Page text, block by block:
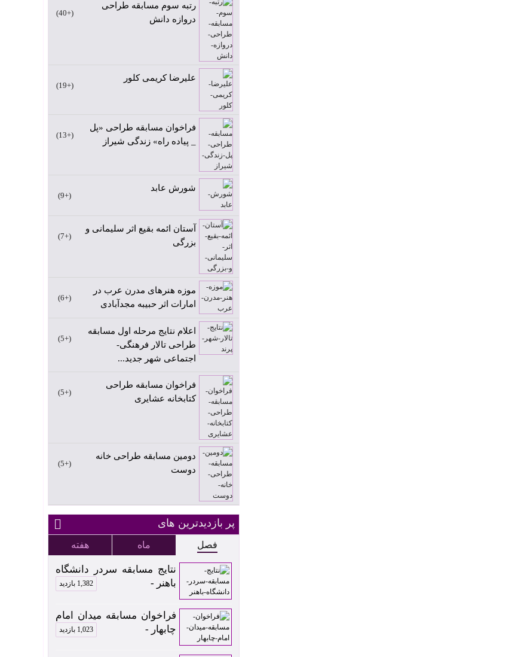
رتبه سوم مسابقه طراحی
دروازه دانش
+40
علیرضا کریمی کلور
+19
فراخوان مسابقه طراحی «پل
_ پیاده راه» زندگی شیراز
+13
شورش عابد
+9
آستان ائمه بقیع اثر سلیمانی و
بزرگی
+7
موزه هنرهای مدرن عرب در
امارات اثر حبیبه مجدآبادی
+6
اعلام نتایج مرحله اول مسابقه
طراحی تالار فرهنگی-
اجتماعی شهر جدید...
+5
فراخوان مسابقه طراحی
کتابخانه عشایری
+5
دومین مسابقه طراحی خانه
دوست
+5
پر بازدیدترین های
فصل ماه هفته
نتایج مسابقه سردر دانشگاه
باهنر -
1,382 بازدید
فراخوان مسابقه میدان امام
چابهار -
1,023 بازدید